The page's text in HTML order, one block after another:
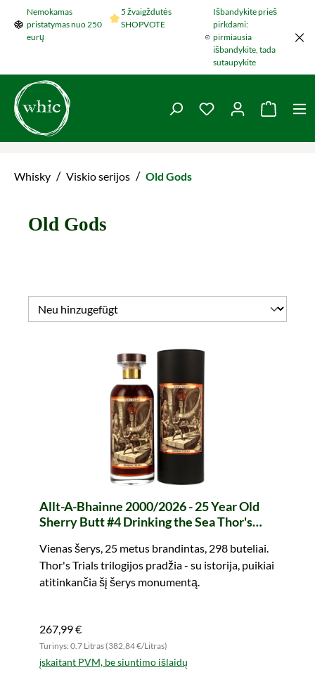
Šokti į pagrindinį turinį
Nemokamas
pristatymas nuo 250
eurų
5 žvaigždutės
SHOPVOTE
Išbandykite prieš
pirkdami:
pirmiausia
išbandykite, tada
sutaupykite
You have 0 wishlist
Whisky / Viskio serijos / Old Gods
Old Gods
Allt-A-Bhainne 2000/2026 - 25 Year Old
Sherry Butt #4 Drinking the Sea Thor's
Vienas šerys, 25 metus brandintas, 298 buteliai.
Thor's Trials trilogijos pradžia - su istorija, puikiai
atitinkančia šį šerys monumentą.
267,99 €
Turinys: 0.7 Litras (382,84 €/Litras)
įskaitant PVM, be siuntimo išlaidų